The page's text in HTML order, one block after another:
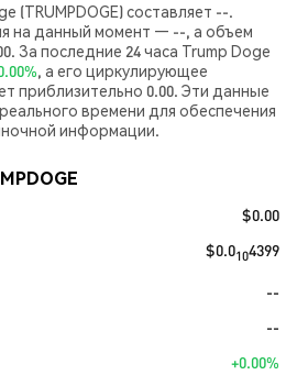
(TRUMPDOGE) составляет --.
на данный момент — --, а объем
За последние 24 часа Trump Doge
, а его циркулирующее
приблизительно 0.00. Эти данные
времени для обеспечения
информации.
$0.00
$0.0104399
--
--
+0.00%